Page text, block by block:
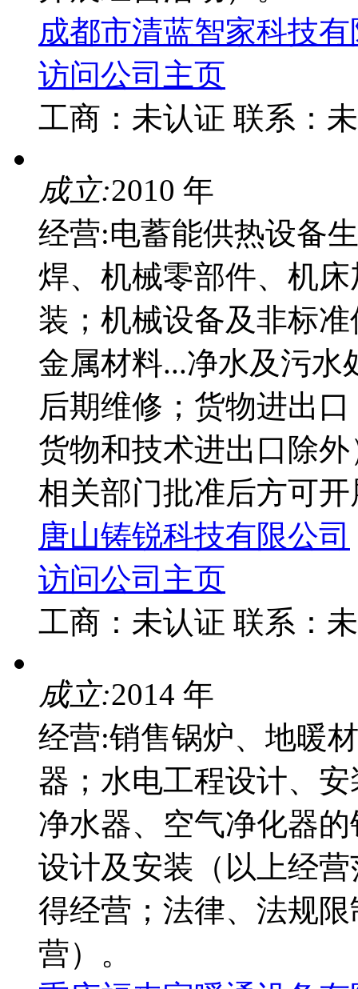
成都市清蓝智家科技
访问公司主页
工商： 未认证 联系：
成立:2010 年
经营:电蓄能供热设备
焊、机械零部件、机
装；机械设备及非标
金属材料...净水及污
后期维修；货物进出
货物和技术进出口除
相关部门批准后方可
唐山铸锐科技有限公司
访问公司主页
工商： 未认证 联系：
成立:2014 年
经营:销售锅炉、地暖
器；水电工程设计、
净水器、空气净化器
设计及安装（以上经
得经营；法律、法规
营）。